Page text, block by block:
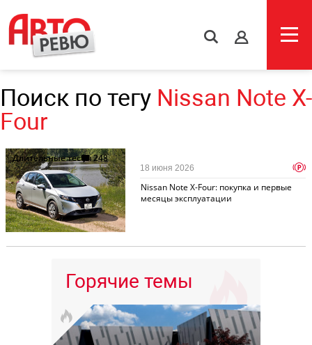
s
Поиск по тегу Nissan Note X-
Four
Длительные тесты248
Nissan Note X-Four: покупка и первые
месяцы эксплуатации
18 июня 2026 p
Горячие темы